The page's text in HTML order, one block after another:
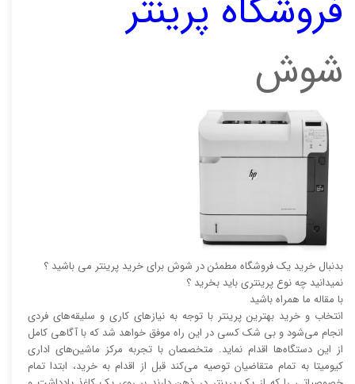
فروشگاه پرینتر
شوش
بدنبال خرید یک فروشگاه مطمئن در شوش برای خرید پرینتر می باشید ؟
نمیدانید چه نوع پرینتری باید بخرید ؟
با مقاله ما همراه باشید
انتخاب و خرید بهترین پرینتر با توجه به نیاز‌‌های کاری و سلیقه‌های فردی
انجام می‌شود و بی شک کسی در این راه موفق خواهد شد که با آگاهی کامل
از این دستگاه‌ها اقدام نماید. متخصصان با تجربه مرکز ماشین‌های اداری
کیومیتا به تمام متقاضیان توصیه می‌کند قبل از اقدام به خرید، ابتدا تمام